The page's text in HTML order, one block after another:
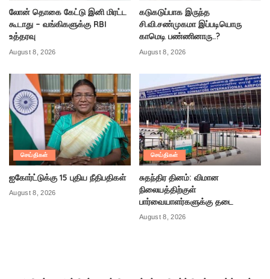
லோன் தொகை கேட்டு இனி மிரட்ட
கூடாது – வங்கிகளுக்கு RBI
உத்தரவு
August 8, 2026
கடுகடுப்பாக இருந்த
சி.வி.சண்முகமா இப்படியொரு
காமெடி பண்ணினாரு..?
August 8, 2026
செய்திகள்
ஐகோர்ட்டுக்கு 15 புதிய நீதிபதிகள்
August 8, 2026
செய்திகள்
சுதந்திர தினம்: விமான
நிலையத்திற்குள்
பார்வையாளர்களுக்கு தடை
August 8, 2026